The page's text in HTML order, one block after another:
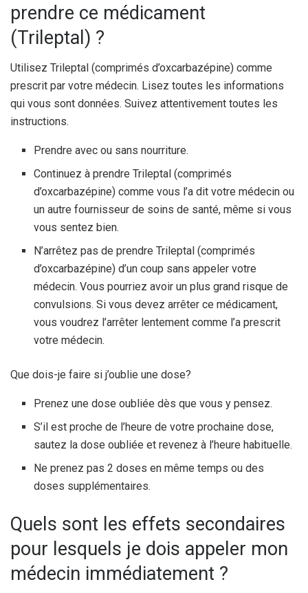
prendre ce médicament
(Trileptal) ?
Utilisez Trileptal (comprimés d’oxcarbazépine) comme
prescrit par votre médecin. Lisez toutes les informations
qui vous sont données. Suivez attentivement toutes les
instructions.
Prendre avec ou sans nourriture.
Continuez à prendre Trileptal (comprimés
d’oxcarbazépine) comme vous l’a dit votre médecin ou
un autre fournisseur de soins de santé, même si vous
vous sentez bien.
N’arrêtez pas de prendre Trileptal (comprimés
d’oxcarbazépine) d’un coup sans appeler votre
médecin. Vous pourriez avoir un plus grand risque de
convulsions. Si vous devez arrêter ce médicament,
vous voudrez l’arrêter lentement comme l’a prescrit
votre médecin.
Que dois-je faire si j’oublie une dose?
Prenez une dose oubliée dès que vous y pensez.
S’il est proche de l’heure de votre prochaine dose,
sautez la dose oubliée et revenez à l’heure habituelle.
Ne prenez pas 2 doses en même temps ou des
doses supplémentaires.
Quels sont les effets secondaires
pour lesquels je dois appeler mon
médecin immédiatement ?